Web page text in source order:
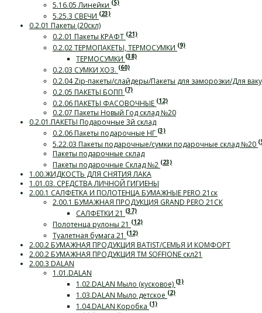
5.16.05 Линейки (5)
5.25.3 СВЕЧИ (23)
0.2.01 Пакеты (20скл)
0.2.01 Пакеты КРАФТ (21)
0.2.02 ТЕРМОПАКЕТЫ, ТЕРМОСУМКИ (9)
ТЕРМОСУМКИ (38)
0.2.03 СУМКИ ХОЗ. (60)
0.2.04 Zip-пакеты/слайдеры/Пакеты для заморозки/Для
0.2.05 ПАКЕТЫ БОПП (7)
0.2.06 ПАКЕТЫ ФАСОВОЧНЫЕ (12)
0.2.07 Пакеты Новый Год склад №20
0.2.01.ПАКЕТЫ Подарочные 3й склад
0.2.06 Пакеты подарочные НГ (3)
5.22.03 Пакеты подарочные/сумки подарочные склад №20
Пакеты подарочные склад
Пакеты подарочные Склад №2 (23)
1.00.ЖИДКОСТЬ ДЛЯ СНЯТИЯ ЛАКА
1.01.03. СРЕДСТВА ЛИЧНОЙ ГИГИЕНЫ
2.00.1 САЛФЕТКА И ПОЛОТЕНЦА БУМАЖНЫЕ PERO 21ск
2.00.1 БУМАЖНАЯ ПРОДУКЦИЯ GRAND PERO 21СК
САЛФЕТКИ 21 (37)
Полотенца рулоны 21 (12)
Туалетная бумага 21 (12)
2.00.2 БУМАЖНАЯ ПРОДУКЦИЯ BATIST/СЕМЬЯ И КОМФОРТ
2.00.2 БУМАЖНАЯ ПРОДУКЦИЯ ТМ SOFFIONE скл21
2.00.3 DALAN
1.01.DALAN
1.02.DALAN Мыло (кусковое) (3)
1.03.DALAN Мыло детское (2)
1.04.DALAN Коробка (1)